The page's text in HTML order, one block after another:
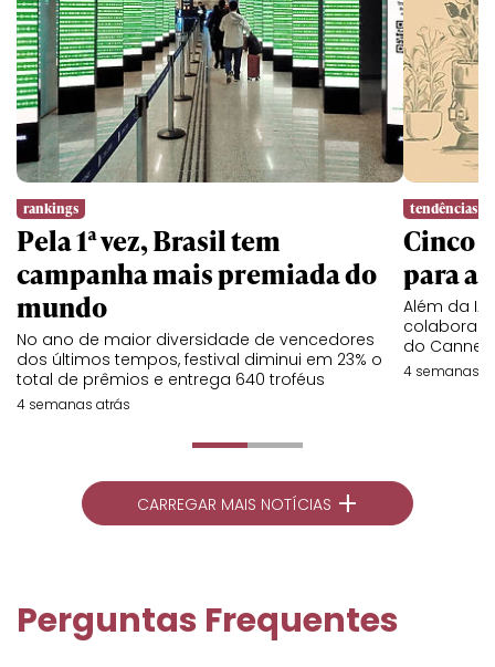
rankings
Pela 1ª vez, Brasil tem
campanha mais premiada do
mundo
No ano de maior diversidade de vencedores
dos últimos tempos, festival diminui em 23% o
total de prêmios e entrega 640 troféus
4 semanas atrás
tendências
Cinco
para a
Além da
do Cannes
4 semanas
CARREGAR MAIS NOTÍCIAS +
Perguntas Frequentes